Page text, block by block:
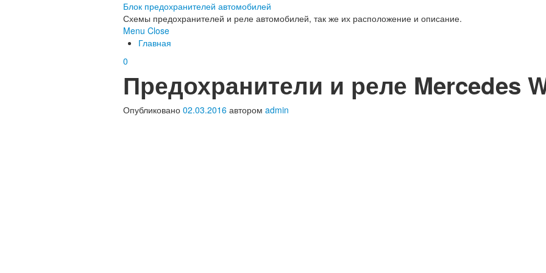
Блок предохранителей автомобилей
Схемы предохранителей и реле автомобилей, так же их расположение и описание.
Menu Close
Главная
0
Предохранители и реле Mercedes
Опубликовано 02.03.2016 автором admin